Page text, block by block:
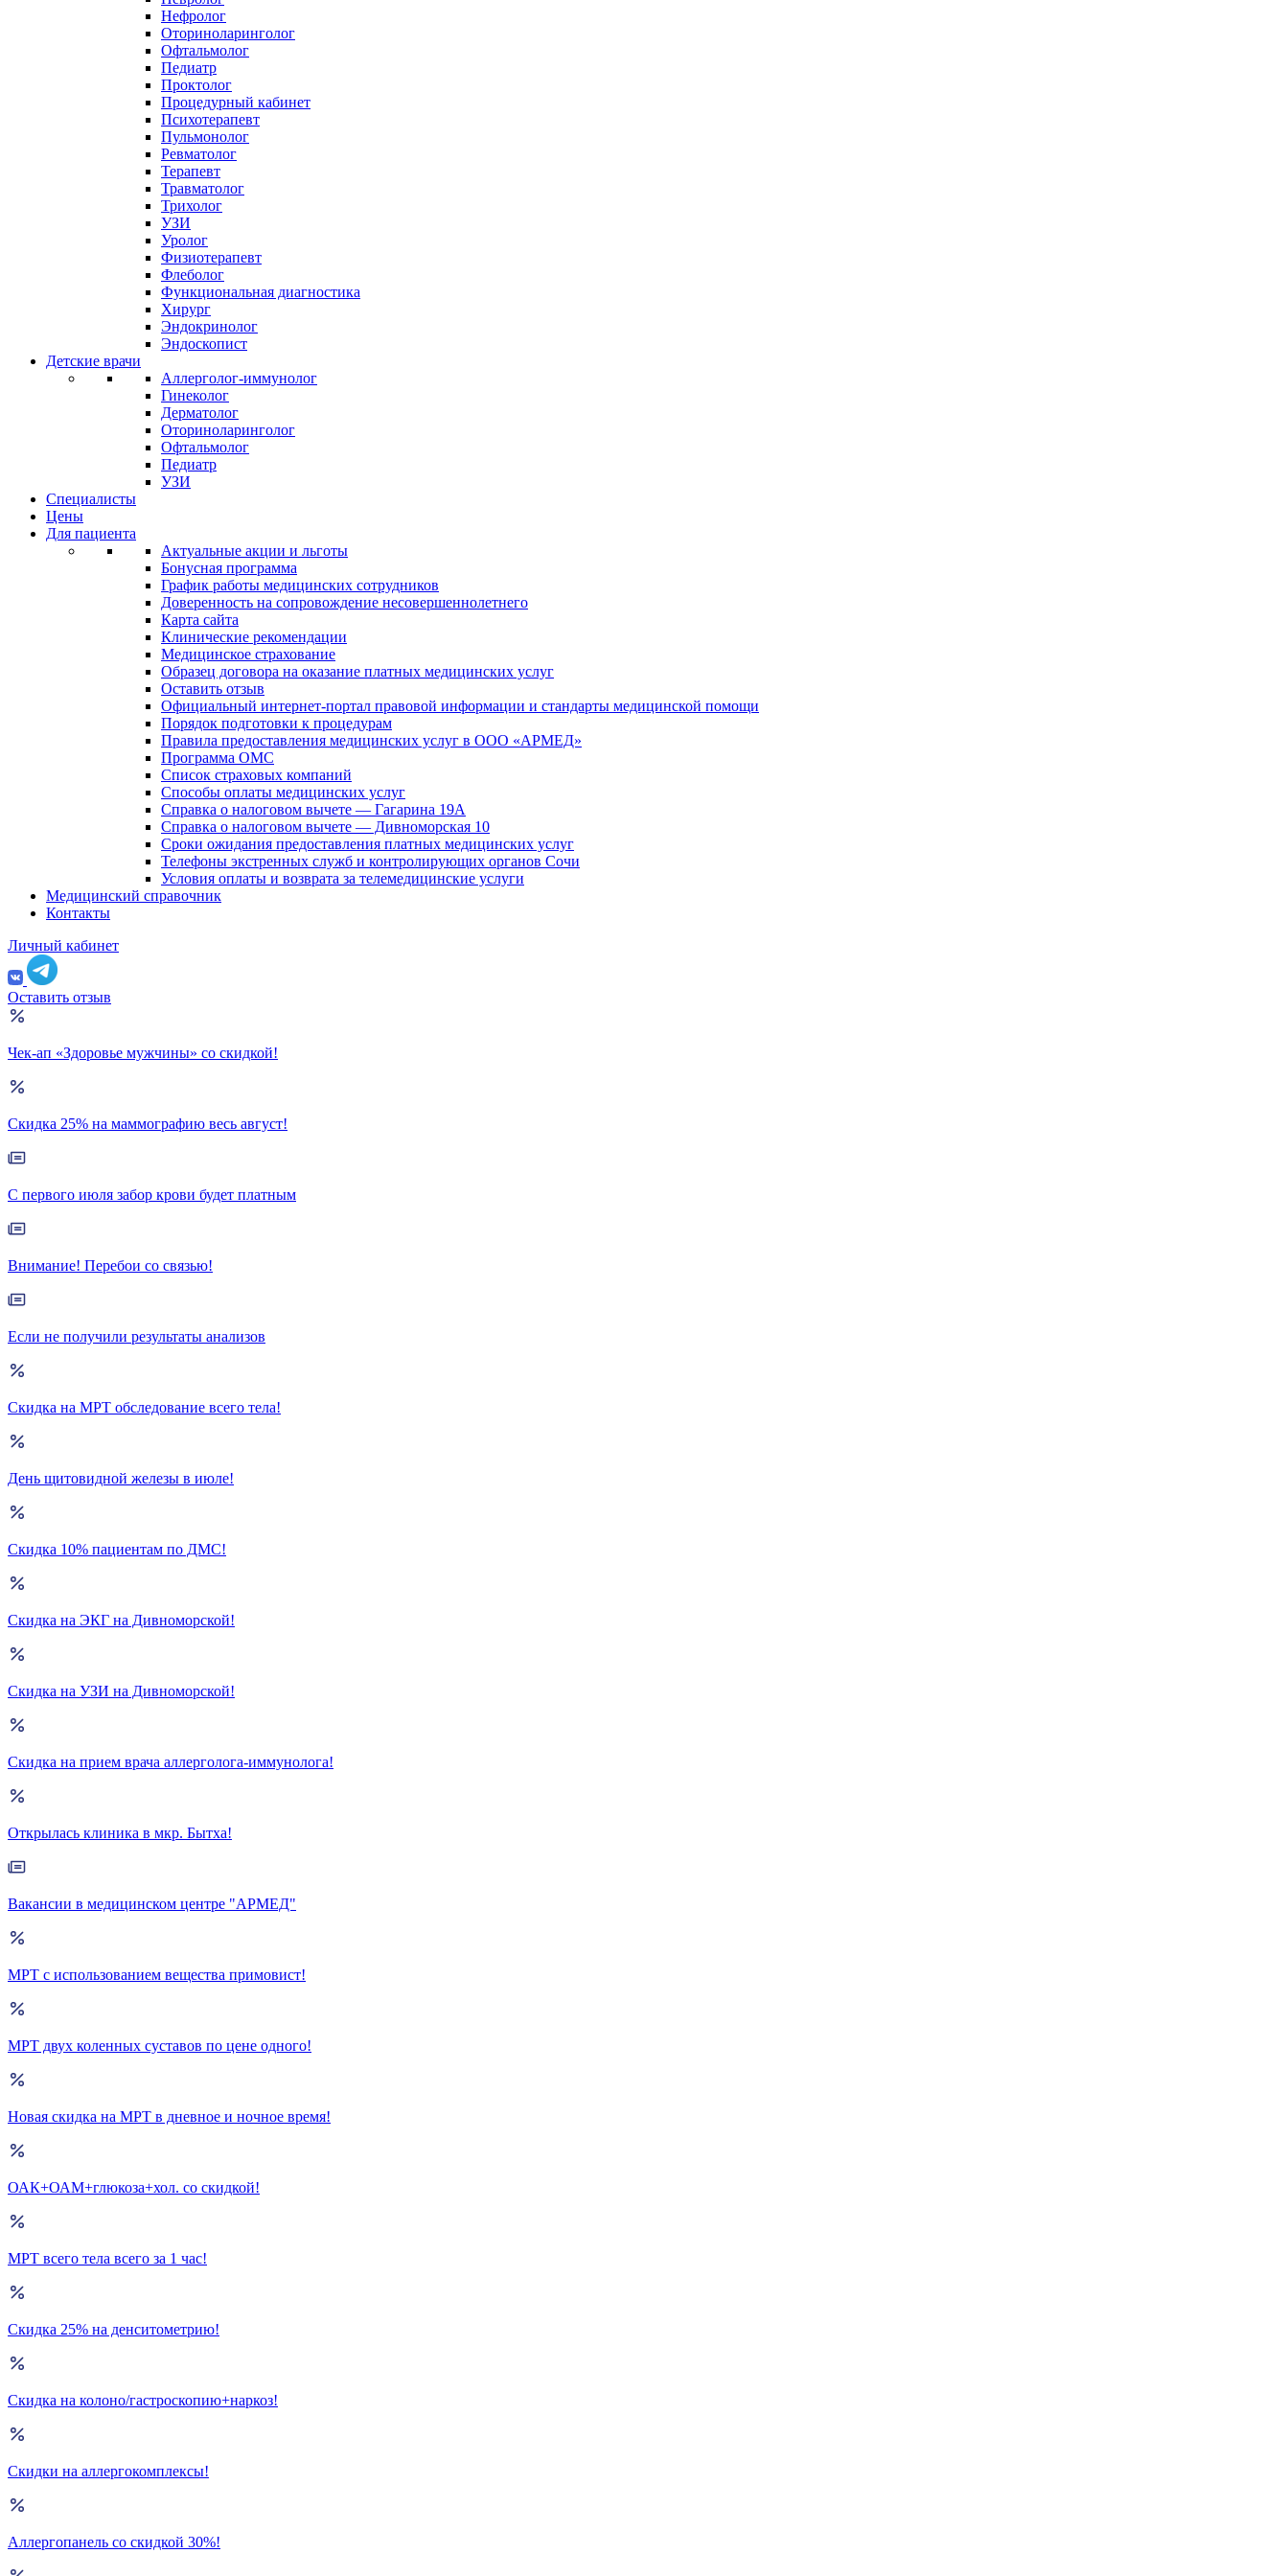
Нефролог
Оториноларинголог
Офтальмолог
Педиатр
Проктолог
Процедурный кабинет
Психотерапевт
Пульмонолог
Ревматолог
Терапевт
Травматолог
Трихолог
УЗИ
Уролог
Физиотерапевт
Флеболог
Функциональная диагностика
Хирург
Эндокринолог
Эндоскопист
Детские врачи
Аллерголог-иммунолог
Гинеколог
Дерматолог
Оториноларинголог
Офтальмолог
Педиатр
УЗИ
Специалисты
Цены
Для пациента
Актуальные акции и льготы
Бонусная программа
График работы медицинских сотрудников
Доверенность на сопровождение несовершеннолетнего
Карта сайта
Клинические рекомендации
Медицинское страхование
Образец договора на оказание платных медицинских услуг
Оставить отзыв
Официальный интернет-портал правовой информации и стандарты медицинской помощи
Порядок подготовки к процедурам
Правила предоставления медицинских услуг в ООО «АРМЕД»
Программа ОМС
Список страховых компаний
Способы оплаты медицинских услуг
Справка о налоговом вычете — Гагарина 19А
Справка о налоговом вычете — Дивноморская 10
Сроки ожидания предоставления платных медицинских услуг
Телефоны экстренных служб и контролирующих органов Сочи
Условия оплаты и возврата за телемедицинские услуги
Медицинский справочник
Контакты
Личный кабинет
Оставить отзыв
Чек-ап «Здоровье мужчины» со скидкой!
Скидка 25% на маммографию весь август!
С первого июля забор крови будет платным
Внимание! Перебои со связью!
Если не получили результаты анализов
Скидка на МРТ обследование всего тела!
День щитовидной железы в июле!
Скидка 10% пациентам по ДМС!
Скидка на ЭКГ на Дивноморской!
Скидка на УЗИ на Дивноморской!
Скидка на прием врача аллерголога-иммунолога!
Открылась клиника в мкр. Бытха!
Вакансии в медицинском центре "АРМЕД"
МРТ с использованием вещества примовист!
МРТ двух коленных суставов по цене одного!
Новая скидка на МРТ в дневное и ночное время!
ОАК+ОАМ+глюкоза+хол. со скидкой!
МРТ всего тела всего за 1 час!
Скидка 25% на денситометрию!
Скидка на колоно/гастроскопию+наркоз!
Скидки на аллергокомплексы!
Аллергопанель со скидкой 30%!